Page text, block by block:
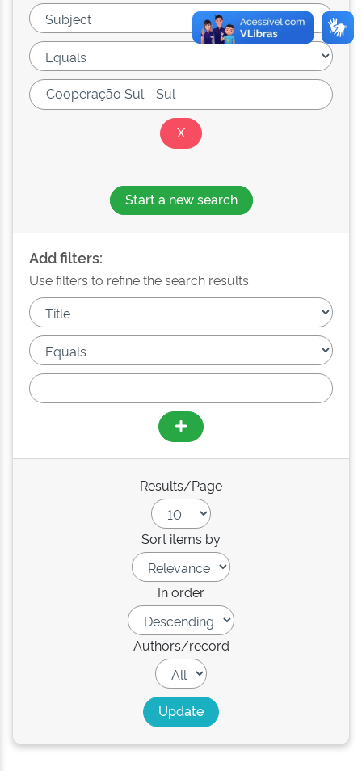
Start a new search
Add filters:
Use filters to refine the search results.
Results/Page
Sort items by
In order
Authors/record